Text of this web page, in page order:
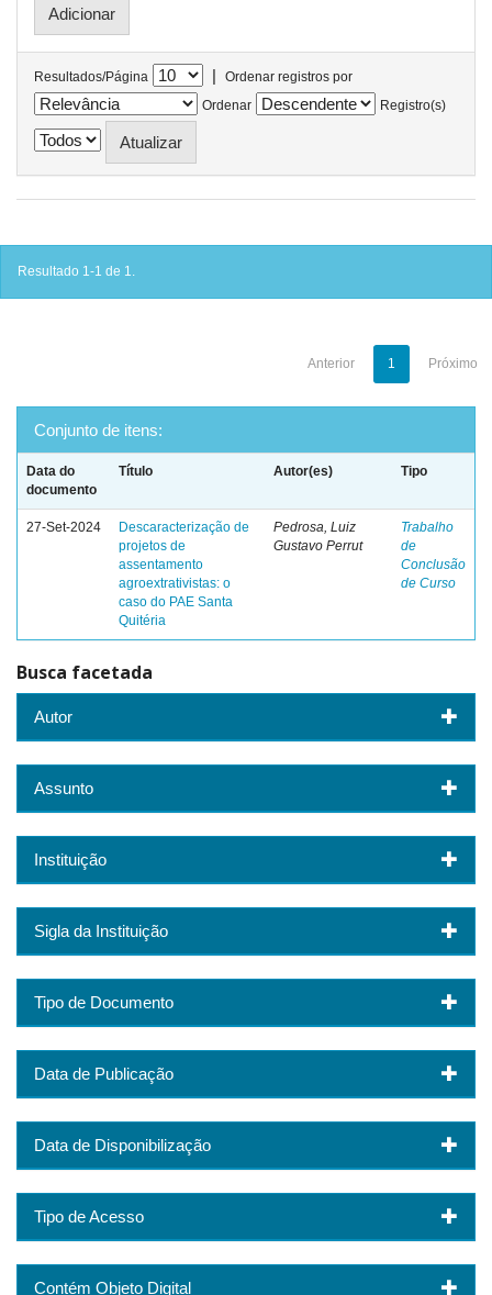
Resultados/Página |
Ordenar registros por
Ordenar
Registro(s)
Resultado 1-1 de 1.
Anterior 1 Próximo
Conjunto de itens:
Data do
documento
Título Autor(es) Tipo
27-Set-2024
Descaracterização de
projetos de
assentamento
agroextrativistas: o
caso do PAE Santa
Quitéria
Pedrosa, Luiz
Gustavo Perrut
Trabalho
de
Conclusão
de Curso
Busca facetada
Autor
Assunto
Instituição
Sigla da Instituição
Tipo de Documento
Data de Publicação
Data de Disponibilização
Tipo de Acesso
Contém Objeto Digital